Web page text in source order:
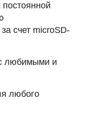
счет microSD-
любимыми и
любого